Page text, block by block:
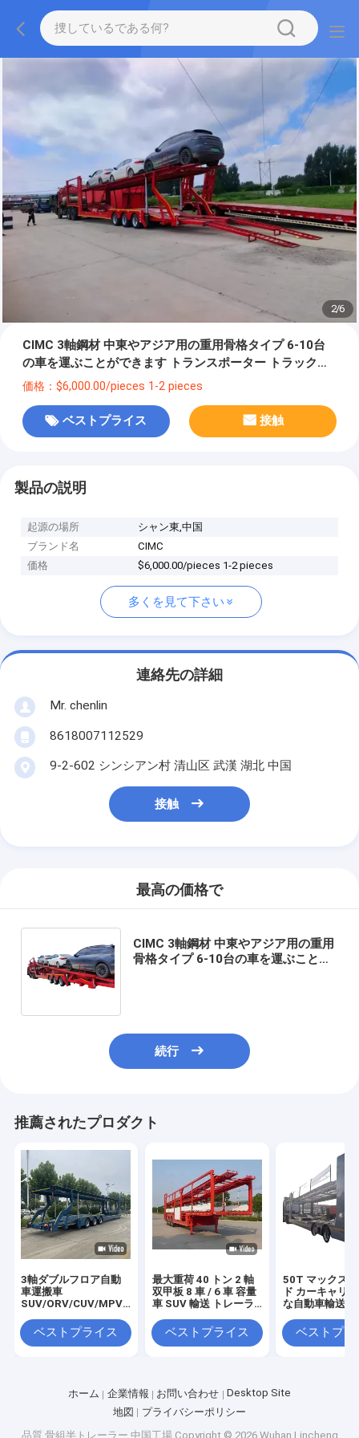
2/6
CIMC 3軸鋼材 中東やアジア用の重用骨格タイプ 6-10台
の車を運ぶことができます トランスポーター トラック半
トレーラー
価格：$6,000.00/pieces 1-2 pieces
ベストプライス 接触
製品の説明
起源の場所
シャン東,中国
ブランド名
CIMC
価格
$6,000.00/pieces 1-2 pieces
多くを見て下さい
連絡先の詳細
Mr. chenlin
8618007112529
9-2-602 シンシアン村 清山区 武漢 湖北 中国
接触
最高の価格で
CIMC 3軸鋼材 中東やアジア用の重用
骨格タイプ 6-10台の車を運ぶことが
続行
推薦されたプロダクト
3軸ダブルフロア自動
車運搬車
SUV/ORV/CUV/MPV
ベストプライス
最大重荷 40 トン 2 軸
双甲板 8 車 / 6 車 容量
車 SUV 輸送 トレーラ
ベストプライス
50T マックス
ド カーキャリ
な自動車輸送の
ベストプラ
ホーム 企業情報 お問い合わせ
Desktop Site
地図
プライバシーポリシー
品質 骨組半トレーラー 中国工場.Copyright © 2026 Wuhan Lincheng